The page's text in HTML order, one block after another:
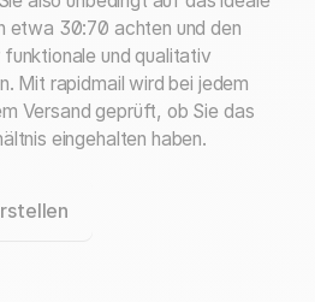
etwa 30:70 achten und den
und qualitativ
Mit rapidmail wird bei jedem
Versand geprüft, ob Sie das
eingehalten haben.